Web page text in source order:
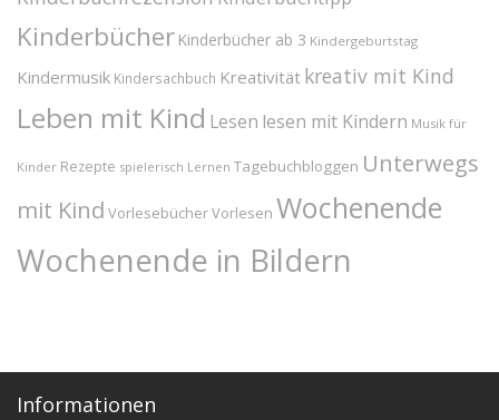
Kinderbücher Kinderbücher ab 3 Kindergeburtstag
Kindermusik Kindersachbuch Kreativität kreativ mit Kind
Leben mit Kind Lesen lesen mit Kindern Musik für
Kinder Rezepte spielerisch Lernen Tagebuchbloggen Unterwegs
mit Kind VorlesebücherVorlesen Wochenende
Wochenende in Bildern
Informationen